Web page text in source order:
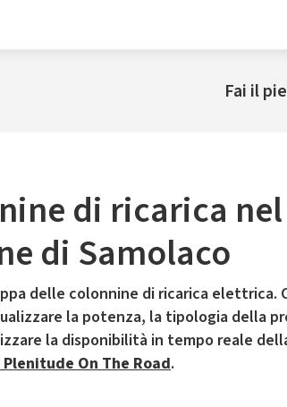
Fai il
di ricarica nel
di Samolaco
delle colonnine di ricarica elettrica.
la potenza, la tipologia della
la disponibilità in tempo reale
Plenitude On The Road.